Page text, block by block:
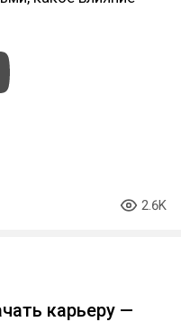
2.6K
карьеру —